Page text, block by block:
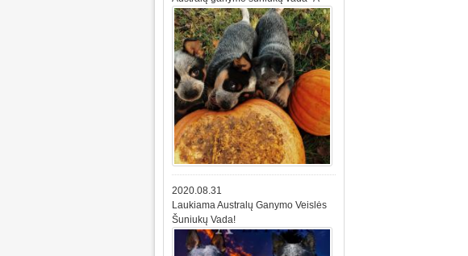
2020.08.31
Laukiama Australų Ganymo Veislės
Šuniukų Vada!